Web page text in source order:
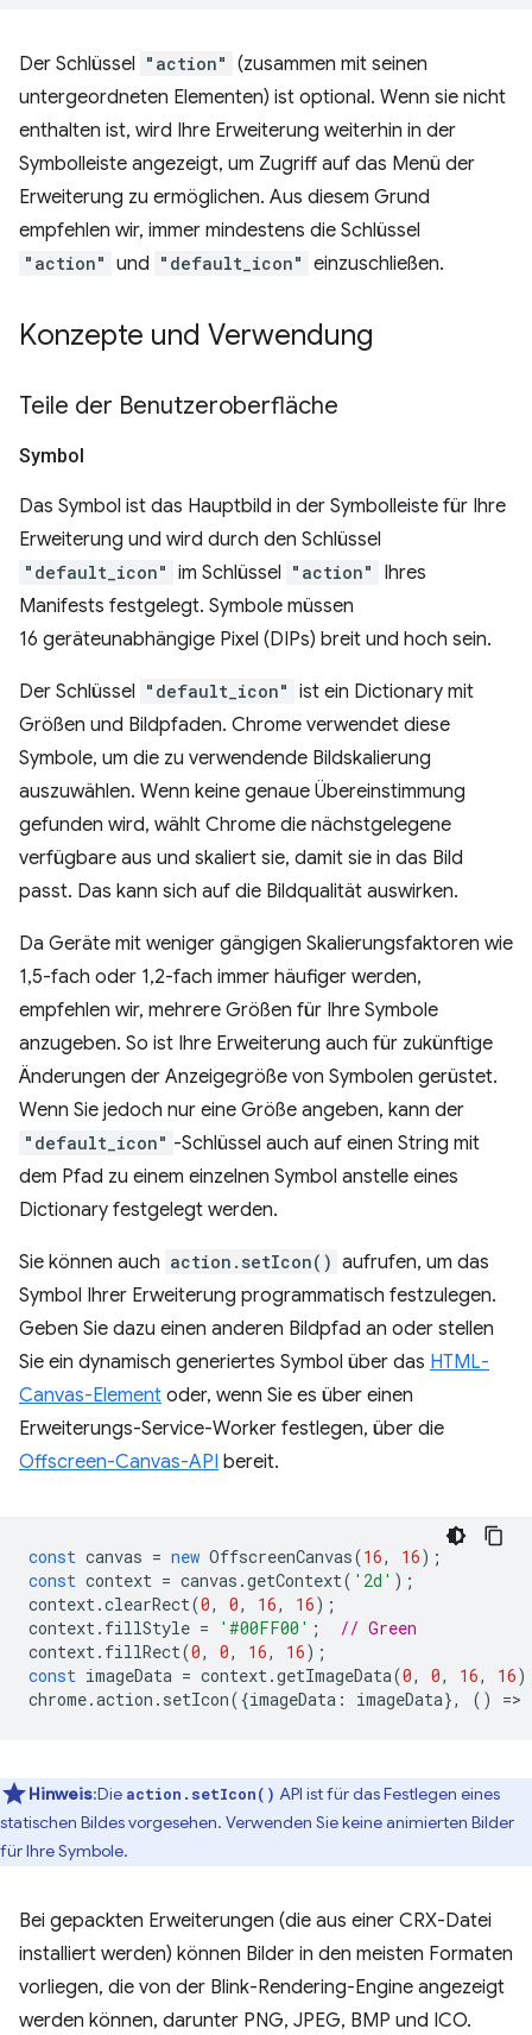
Der Schlüssel "action" (zusammen mit seinen
untergeordneten Elementen) ist optional. Wenn sie nicht
enthalten ist, wird Ihre Erweiterung weiterhin in der
Symbolleiste angezeigt, um Zugriff auf das Menü der
Erweiterung zu ermöglichen. Aus diesem Grund
empfehlen wir, immer mindestens die Schlüssel
"action" und "default_icon" einzuschließen.
Konzepte und Verwendung
Teile der Benutzeroberfläche
Symbol
Das Symbol ist das Hauptbild in der Symbolleiste für Ihre
Erweiterung und wird durch den Schlüssel
"default_icon" im Schlüssel "action"
Ihres
Manifests festgelegt. Symbole müssen
16 geräteunabhängige Pixel (DIPs) breit und hoch sein.
Der Schlüssel "default_icon" ist ein Dictionary mit
Größen und Bildpfaden. Chrome verwendet diese
Symbole, um die zu verwendende Bildskalierung
auszuwählen. Wenn keine genaue Übereinstimmung
gefunden wird, wählt Chrome die nächstgelegene
verfügbare aus und skaliert sie, damit sie in das Bild
passt. Das kann sich auf die Bildqualität auswirken.
Da Geräte mit weniger gängigen Skalierungsfaktoren wie
1,5-fach oder 1,2-fach immer häufiger werden,
empfehlen wir, mehrere Größen für Ihre Symbole
anzugeben. So ist Ihre Erweiterung auch für zukünftige
Änderungen der Anzeigegröße von Symbolen gerüstet.
Wenn Sie jedoch nur eine Größe angeben, kann der
"default_icon" -Schlüssel auch auf einen String mit
dem Pfad zu einem einzelnen Symbol anstelle eines
Dictionary festgelegt werden.
Sie können auch action.setIcon() aufrufen, um das
Symbol Ihrer Erweiterung programmatisch festzulegen.
Geben Sie dazu einen anderen Bildpfad an oder stellen
Sie ein dynamisch generiertes Symbol über das HTML-
Canvas-Element oder, wenn Sie es über einen
Erweiterungs-Service-Worker festlegen, über die
Offscreen-Canvas-API bereit.
const canvas = new OffscreenCanvas(16, 16);
const context = canvas .getContext( '2d' );
context.clearRect(0, 0, 16, 16);
context. fillStyle = '#00FF00' ;
// Green
context. fillRect(0, 0, 16, 16);
const imageData = context.getImageData(0, 0, 16, 16
chrome.action . setIcon({imageData : imageData}, () =>
Hinweis:Die action.setIcon() API ist für das Festlegen eines
statischen Bildes vorgesehen. Verwenden Sie keine animierten Bilder
für Ihre Symbole.
Bei gepackten Erweiterungen (die aus einer CRX-Datei
installiert werden) können Bilder in den meisten Formaten
vorliegen, die von der Blink-Rendering-Engine angezeigt
werden können, darunter PNG, JPEG, BMP und ICO.